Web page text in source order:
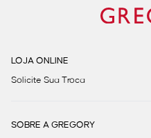
LOJA ONLINE
Solicite Sua Troca
SOBRE A GREGORY